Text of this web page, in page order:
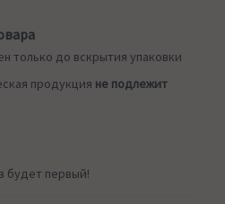
только до вскрытия упаковки
продукция не подлежит
будет первый!